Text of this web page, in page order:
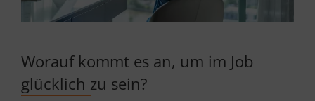
Worauf kommt es an, um im Job
glücklich zu sein?